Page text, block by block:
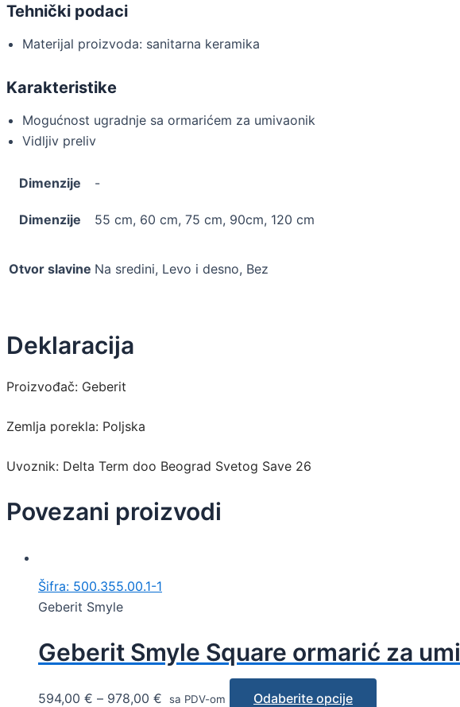
Tehnički podaci
Materijal proizvoda: sanitarna keramika
Karakteristike
Mogućnost ugradnje sa ormarićem za umivaonik
Vidljiv preliv
Dimenzije -
Dimenzije 55 cm, 60 cm, 75 cm, 90cm, 120 cm
Otvor slavine Na sredini, Levo i desno, Bez
Deklaracija
Proizvođač: Geberit
Zemlja porekla: Poljska
Uvoznik: Delta Term doo Beograd Svetog Save 26
Povezani proizvodi
Šifra: 500.355.00.1-1
Geberit Smyle
Geberit Smyle Square ormarić za
594,00 € – 978,00 € sa PDV-om Odaberite opcije